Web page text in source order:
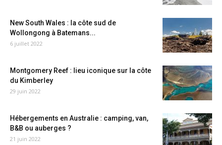
New South Wales : la côte sud de
Wollongong à Batemans...
6 juillet 2022
Montgomery Reef : lieu iconique sur la côte
du Kimberley
29 juin 2022
Hébergements en Australie : camping, van,
B&B ou auberges ?
21 juin 2022